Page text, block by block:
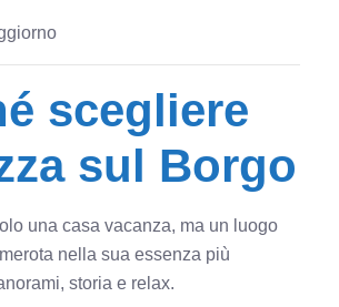
scegliere
sul Borgo
una casa vacanza, ma un luogo
nella sua essenza più
storia e relax.